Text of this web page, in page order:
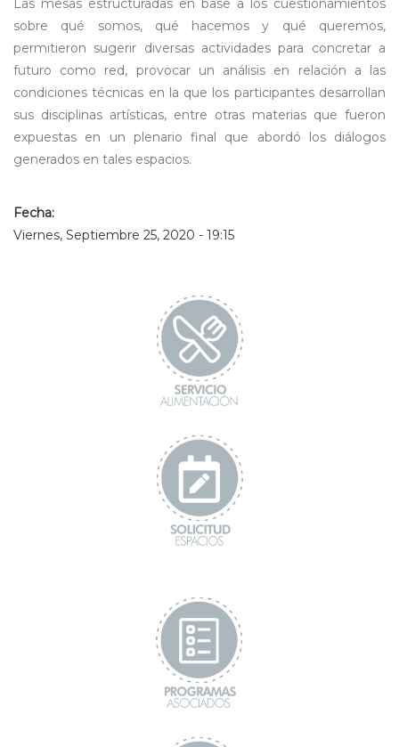
sobre qué somos, qué hacemos y qué queremos,
permitieron sugerir diversas actividades para concretar a
futuro como red, provocar un análisis en relación a las
condiciones técnicas en la que los participantes desarrollan
sus disciplinas artísticas, entre otras materias que fueron
expuestas en un plenario final que abordó los diálogos
generados en tales espacios.
Fecha:
Viernes, Septiembre 25, 2020 - 19:15